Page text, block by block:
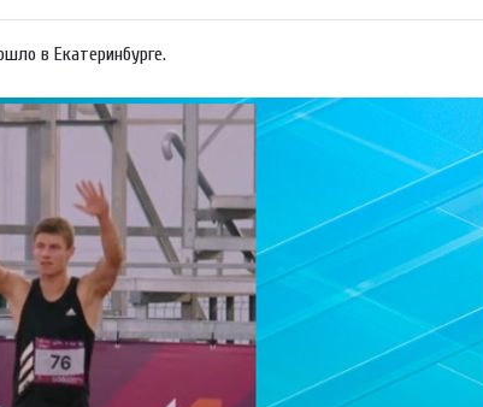
в Екатеринбурге.